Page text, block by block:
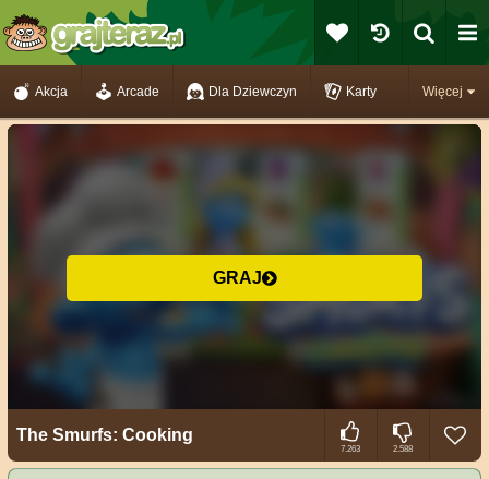
Więcej
Akcja Arcade Dla Dziewczyn Karty
GRAJ
The Smurfs: Cooking
7.263 2.588